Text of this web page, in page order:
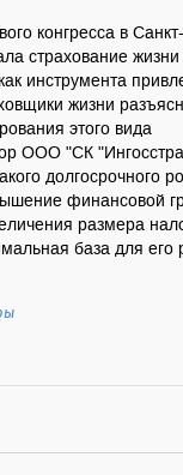
конгресса в
страхование
инструмента
жизни
этого вида
ООО "СК
долгосрочного
финансовой
размера
база для его